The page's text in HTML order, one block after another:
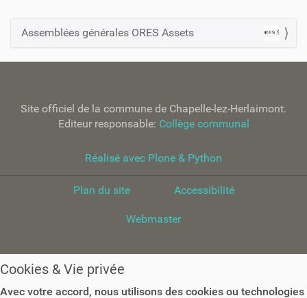
N
g
Assemblées générales ORES Assets
Site officiel de la commune de Chapelle-lez-Herlaimont.
Editeur responsable: Collège communal
Réalisé avec Plone & Python
Plan du site Accessibilité
Webmaster
Cookies & Vie privée
Avec votre accord, nous utilisons des cookies ou technologies